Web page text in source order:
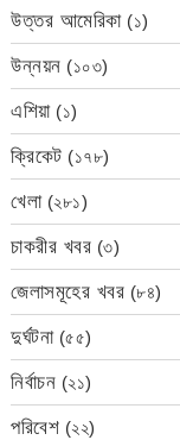
উত্তর আমেরিকা(১)
উন্নয়ন (১০৩)
এশিয়া(১)
ক্রিকেট (১৭৮)
খেলা(২৮১)
চাকরীর খবর (৩)
জেলাসমূহের খবর (৮৪)
দুর্ঘটনা(৫৫)
নির্বাচন (২১)
পরিবেশ (২২)